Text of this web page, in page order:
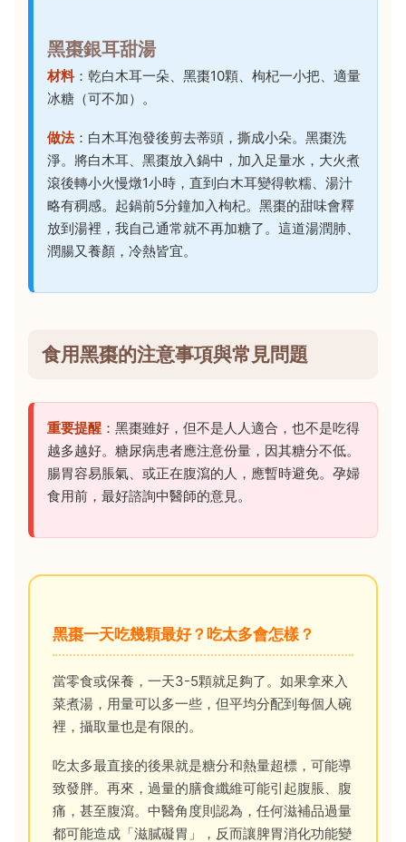
黑棗銀耳甜湯
材料：乾白木耳一朵、黑棗10顆、枸杞一小把、適量
冰糖（可不加）。
做法：白木耳泡發後剪去蒂頭，撕成小朵。黑棗洗
淨。將白木耳、黑棗放入鍋中，加入足量水，大火煮
滾後轉小火慢燉1小時，直到白木耳變得軟糯、湯汁
略有稠感。起鍋前5分鐘加入枸杞。黑棗的甜味會釋
放到湯裡，我自己通常就不再加糖了。這道湯潤肺、
潤腸又養顏，冷熱皆宜。
食用黑棗的注意事項與常見問題
重要提醒 ：黑棗雖好，但不是人人適合，也不是吃得
越多越好。糖尿病患者應注意份量，因其糖分不低。
腸胃容易脹氣、或正在腹瀉的人，應暫時避免。孕婦
食用前，最好諮詢中醫師的意見。
黑棗一天吃幾顆最好？吃太多會怎樣？
當零食或保養，一天3-5顆就足夠了。如果拿來入
菜煮湯，用量可以多一些，但平均分配到每個人碗
裡，攝取量也是有限的。
吃太多最直接的後果就是糖分和熱量超標，可能導
致發胖。再來，過量的膳食纖維可能引起腹脹、腹
痛，甚至腹瀉。中醫角度則認為，任何滋補品過量
都可能造成「滋膩礙胃」，反而讓脾胃消化功能變